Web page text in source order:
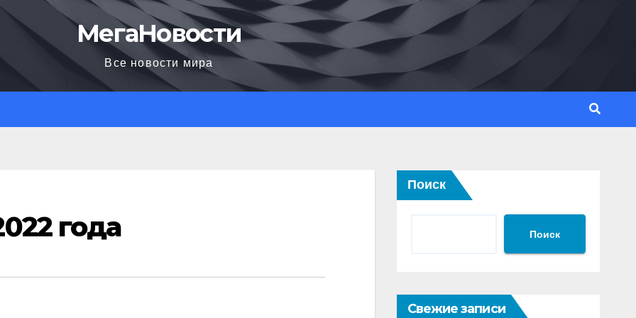
МегаНовости
Все новости мира
года
Поиск
Поиск
Свежие записи